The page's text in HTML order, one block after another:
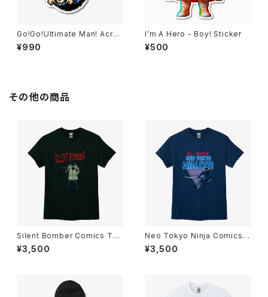
Go!Go!Ultimate Man! Acryli
c Keychain
¥990
I’m A Hero - Boy! Sticker
¥500
その他の商品
Silent Bomber Comics T-S
hirts Black
¥3,500
Neo Tokyo Ninja Comics T
-Shirt Navy
¥3,500